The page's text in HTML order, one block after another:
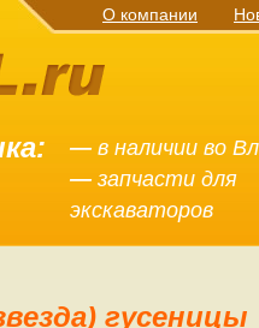
О компании
— в наличии во
— запчасти для
экскаваторов